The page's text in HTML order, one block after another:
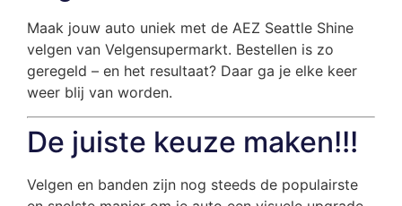
Maak jouw auto uniek met de AEZ Seattle Shine
velgen van Velgensupermarkt. Bestellen is zo
geregeld – en het resultaat? Daar ga je elke keer
weer blij van worden.
De juiste keuze maken!!!
Velgen en banden zijn nog steeds de populairste